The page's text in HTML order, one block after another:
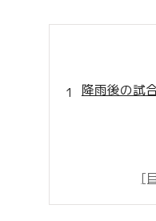
降雨後の試